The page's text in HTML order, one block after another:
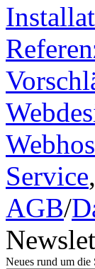
Service,
AGB/
Neues rund um die